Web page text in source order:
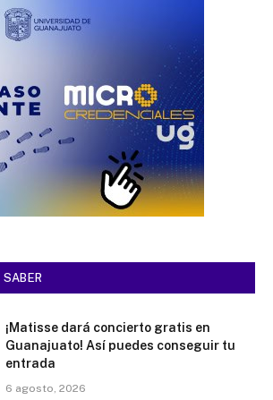
SABER
¡Matisse dará concierto gratis en
Guanajuato! Así puedes conseguir tu
entrada
6 agosto, 2026